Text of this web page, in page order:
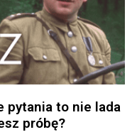
pytania to nie lada
próbę?